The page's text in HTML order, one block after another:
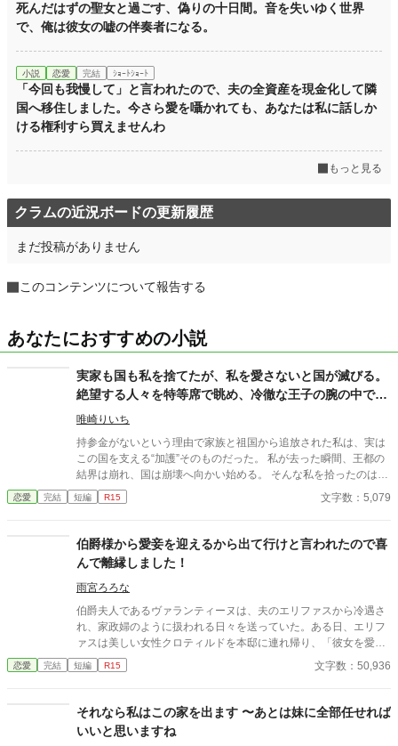
死んだはずの聖女と過ごす、偽りの十日間。音を失いゆく世界
で、俺は彼女の嘘の伴奏者になる。
小説 恋愛 完結 ｼｮｰﾄｼｮｰﾄ
「今回も我慢して」と言われたので、夫の全資産を現金化して隣
国へ移住しました。今さら愛を囁かれても、あなたは私に話しか
ける権利すら買えませんわ
もっと見る
クラムの近況ボードの更新履歴
まだ投稿がありません
このコンテンツについて報告する
あなたにおすすめの小説
実家も国も私を捨てたが、私を愛さないと国が滅びる。
絶望する人々を特等席で眺め、冷徹な王子の腕の中で思
考停止する。
唯崎りいち
持参金がないという理由で家族と祖国から追放された私は、実は
この国を支える“加護”そのものだった。 私が去った瞬間、王都の
結界は崩れ、国は崩壊へ向かい始める。 そんな私を拾ったのは、
冷徹と噂される隣国の王子。 「やっと見つけた。お前は俺のもの
だ」 捨てられたはずの私は、気づけば滅びゆく祖国を背に、彼の
恋愛 完結 短編 R15 文字数：5,079
伯爵様から愛妾を迎えるから出て行けと言われたので喜
んで離縁しました！
雨宮ろろな
伯爵夫人であるヴァランティーヌは、夫のエリファスから冷遇さ
れ、家政婦のように扱われる日々を送っていた。ある日、エリフ
ァスは美しい女性クロティルドを本邸に連れ帰り、「彼女を愛妾
にする。お前との婚姻は終わりだ」と冷酷に離縁を言い渡す。ヴ
ァランティーヌは引き留めることもせず、静かにそれを受け入れ
ら彼女の類まれなる意匠の才能と清らかな心を慕っていた、隣国
の若き公爵カジミールだった。カジミールの領地で温かく迎えら
れ、本来の輝きを取り戻していくヴァランティーヌ。 一方、彼女
恋愛 完結 短編 R15 文字数：50,936
それなら私はこの家を出ます 〜あとは妹に全部任せれば
いいと思いますね